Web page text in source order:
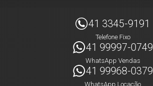
41 3345-9191
Telefone Fixo
41 99997-0749
WhatsApp Vendas
41 99968-0379
WhatsApp Locação